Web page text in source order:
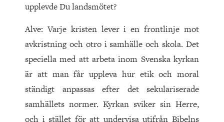
upplevde Du landsmötet?
Alve: Varje kristen lever i en frontlinje mot
avkristning och otro i samhälle och skola. Det
speciella med att arbeta inom Svenska kyrkan
är att man får uppleva hur etik och moral
ständigt anpassas efter det sekulariserade
samhällets normer. Kyrkan sviker sin Herre,
och i stället för att undervisa utifrån Bibelns